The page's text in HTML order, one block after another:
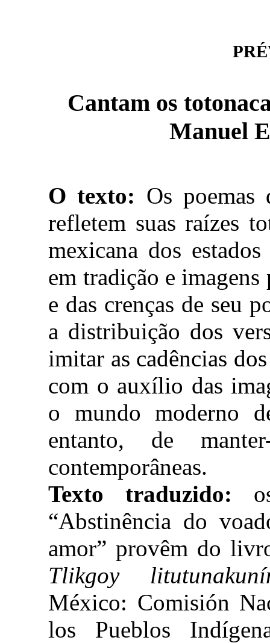
Cantam os
Manuel
O texto: Os poemas
refletem suas raízes
mexicana dos
em tradição e imagens
e das crenças de seu
a distribuição dos
imitar as cadências
com o auxílio das
o mundo moderno
entanto, de
contemporâneas.
Texto traduzido:
“Abstinência do
amor” provêm do
Tlikgoy
México: Comisión
los Pueblos